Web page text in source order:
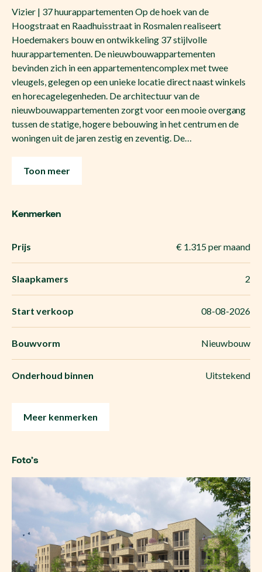
Vizier | 37 huurappartementen Op de hoek van de
Hoogstraat en Raadhuisstraat in Rosmalen realiseert
Hoedemakers bouw en ontwikkeling 37 stijlvolle
huurappartementen. De nieuwbouwappartementen
bevinden zich in een appartementencomplex met twee
vleugels, gelegen op een unieke locatie direct naast winkels
en horecagelegenheden. De architectuur van de
nieuwbouwappartementen zorgt voor een mooie overgang
tussen de statige, hogere bebouwing in het centrum en de
woningen uit de jaren zestig en zeventig. De…
Toon meer
Kenmerken
Prijs € 1.315 per maand
Slaapkamers 2
Start verkoop 08-08-2026
Bouwvorm Nieuwbouw
Onderhoud binnen Uitstekend
Meer kenmerken
Foto’s